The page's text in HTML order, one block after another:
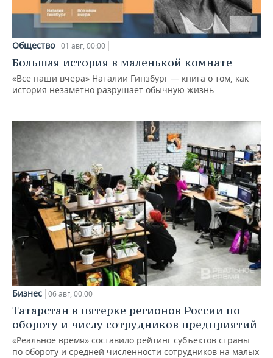
Общество 01 авг, 00:00
Большая история в маленькой комнате
«Все наши вчера» Наталии Гинзбург — книга о том, как
история незаметно разрушает обычную жизнь
Бизнес 06 авг, 00:00
Татарстан в пятерке регионов России по
обороту и числу сотрудников предприятий
«Реальное время» составило рейтинг субъектов страны
по обороту и средней численности сотрудников на малых